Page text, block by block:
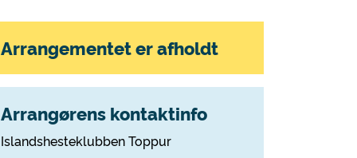
Arrangementet er afholdt
Arrangørens kontaktinfo
Islandshesteklubben Toppur